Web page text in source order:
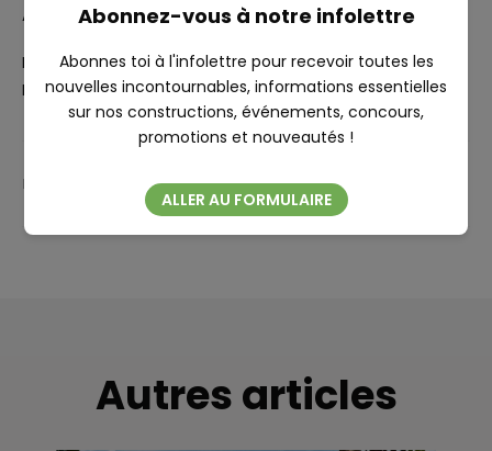
Avec toute ma reconnaissance,
Patrick Girard
Président du Conseil d’administration, Boréal
PARTAGER
Autres articles
Abonnez-vous à notre infolettre
Abonnes toi à l'infolettre pour recevoir toutes les
nouvelles incontournables, informations essentielles
sur nos constructions, événements, concours,
promotions et nouveautés !
ALLER AU FORMULAIRE
Fermer